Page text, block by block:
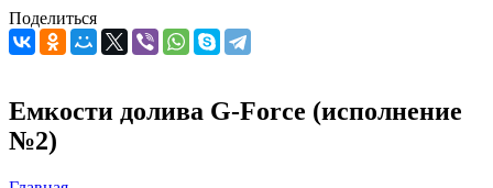
Поделиться
Емкости долива G-Force (исполнение
№2)